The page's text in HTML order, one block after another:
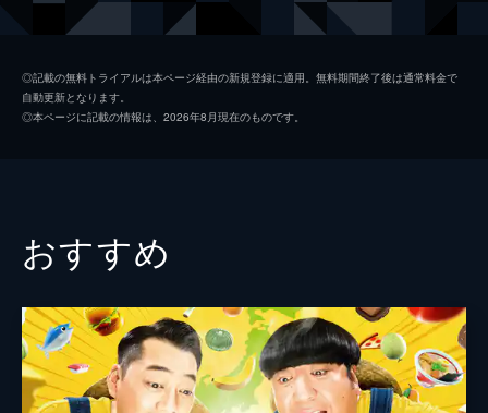
ケーキVS筑波の爆売れエクレア驚き値
#2 ニトリ＆カインズ＆イケアで家事を時
短！最新＆お得な27品
【ニトリ】Tシャツ速乾ハンガー＆手汚さず
#3 ウマくて激安！東京VS埼玉760円以下
の超得めし対決
10円寿司VS川越市民が殺到80円ナポリタン
【麺】学食より安い!?新宿380円ミートソー
スVS百名店武蔵野うどん
99分
◎記載の無料トライアルは本ページ経由の新規登録に適用。無料期間終了後は通常料金で
自動更新となります。
◎本ページに記載の情報は、2026年8月現在のものです。
おすすめ